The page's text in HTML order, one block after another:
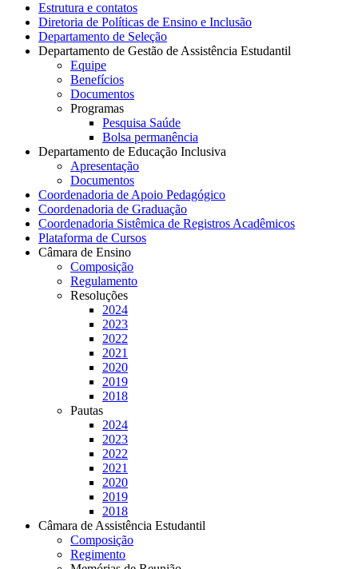
Estrutura e contatos
Diretoria de Políticas de Ensino e Inclusão
Departamento de Seleção
Departamento de Gestão de Assistência Estudantil
Equipe
Benefícios
Documentos
Programas
Pesquisa Saúde
Bolsa permanência
Departamento de Educação Inclusiva
Apresentação
Documentos
Coordenadoria de Apoio Pedagógico
Coordenadoria de Graduação
Coordenadoria Sistêmica de Registros Acadêmicos
Plataforma de Cursos
Câmara de Ensino
Composição
Regulamento
Resoluções
2024
2023
2022
2021
2020
2019
2018
Pautas
2024
2023
2022
2021
2020
2019
2018
Câmara de Assistência Estudantil
Composição
Regimento